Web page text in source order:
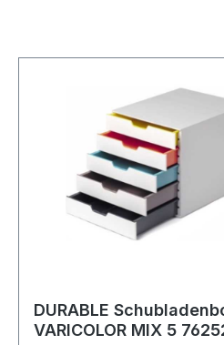
DURABLE
VARICOLOR MIX 5